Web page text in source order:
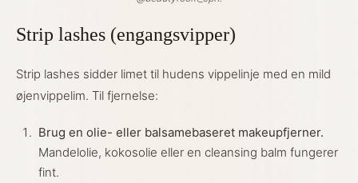
Strip lashes (engangsvipper)
Strip lashes sidder limet til hudens vippelinje med en mild
øjenvippelim. Til fjernelse:
Brug en olie- eller balsamebaseret makeupfjerner.
Mandelolie, kokosolie eller en cleansing balm fungerer
fint.